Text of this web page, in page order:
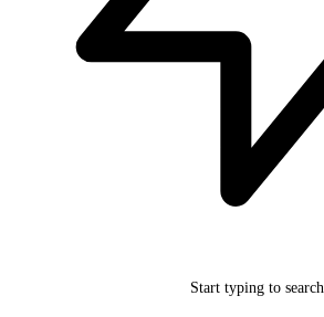
Start typing to search